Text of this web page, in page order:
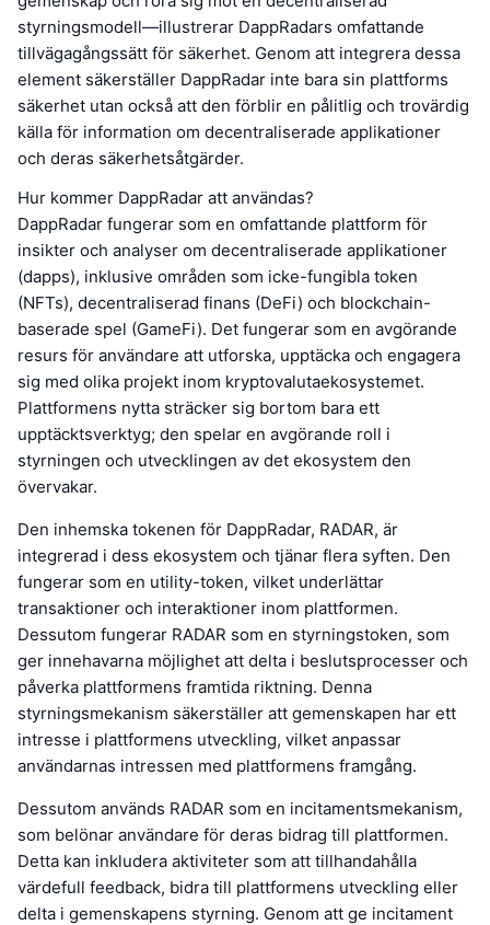
styrningsmodell—illustrerar DappRadars omfattande
tillvägagångssätt för säkerhet. Genom att integrera dessa
element säkerställer DappRadar inte bara sin plattforms
säkerhet utan också att den förblir en pålitlig och trovärdig
källa för information om decentraliserade applikationer
och deras säkerhetsåtgärder.
Hur kommer DappRadar att användas?
DappRadar fungerar som en omfattande plattform för
insikter och analyser om decentraliserade applikationer
(dapps), inklusive områden som icke-fungibla token
(NFTs), decentraliserad finans (DeFi) och blockchain-
baserade spel (GameFi). Det fungerar som en avgörande
resurs för användare att utforska, upptäcka och engagera
sig med olika projekt inom kryptovalutaekosystemet.
Plattformens nytta sträcker sig bortom bara ett
upptäcktsverktyg; den spelar en avgörande roll i
styrningen och utvecklingen av det ekosystem den
övervakar.
Den inhemska tokenen för DappRadar, RADAR, är
integrerad i dess ekosystem och tjänar flera syften. Den
fungerar som en utility-token, vilket underlättar
transaktioner och interaktioner inom plattformen.
Dessutom fungerar RADAR som en styrningstoken, som
ger innehavarna möjlighet att delta i beslutsprocesser och
påverka plattformens framtida riktning. Denna
styrningsmekanism säkerställer att gemenskapen har ett
intresse i plattformens utveckling, vilket anpassar
användarnas intressen med plattformens framgång.
Dessutom används RADAR som en incitamentsmekanism,
som belönar användare för deras bidrag till plattformen.
Detta kan inkludera aktiviteter som att tillhandahålla
värdefull feedback, bidra till plattformens utveckling eller
delta i gemenskapens styrning. Genom att ge incitament